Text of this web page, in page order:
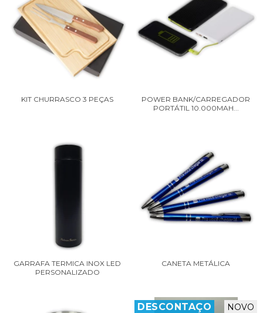
KIT CHURRASCO 3 PEÇAS
POWER BANK/CARREGADOR
PORTÁTIL 10.000MAH...
GARRAFA TERMICA INOX LED
PERSONALIZADO
CANETA METÁLICA
DESCONTAÇO NOVO